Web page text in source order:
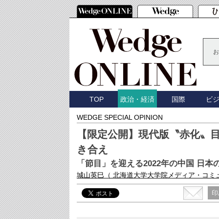
TOP 政治・経済 国際 ビ
WEDGE SPECIAL OPINION
【限定公開】現代版〝赤化
き合え
「節目」を迎える2022年の中国 日本
城山英巳 （ 北海道大学大学院メディア・コ